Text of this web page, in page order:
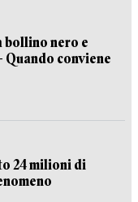
bollino nero e
Quando conviene
24 milioni di